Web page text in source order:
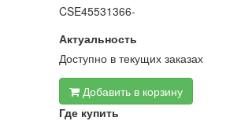
CSE45531366-
Актуальность
Доступно в текущих заказах
Добавить в корзину
Где купить